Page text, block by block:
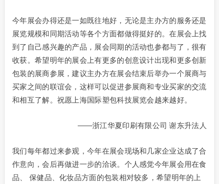
今年展会办得还是一如既往地好，无论是主办方的服务还是
展览规模和同期活动等各个方面都做得挺好的。在展会上找
到了自己感兴趣的产品，展会同期的活动也参都与了，很有
收获。希望明年的展会上有更多的创意设计出现和更多创新
包装的展商参展，建议主办方在展会结束后举办一个展商与
买家之间的联谊会，这样可以促进参展商和专业买家的交流
和相互了解。祝愿上海国际塑包科技展览会越来越好。
——浙江华夏印刷有限公司 谢东升法人
我们每年都过来参观，今年在展会现场和几家企业达成了合
作意向，会后再做进一步的洽谈。个人感觉今年展会用在食
品、 保健品、化妆品方面的包装相对较多，希望明年的上